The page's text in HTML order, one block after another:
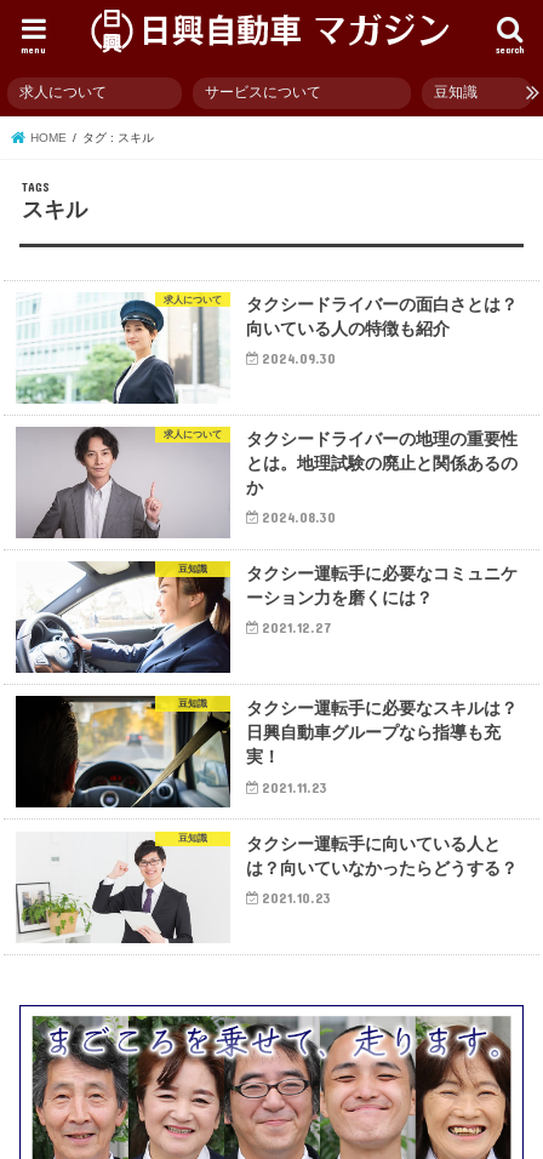
search
menu
求人について サービスについて 豆知識
HOME タグ : スキル
スキル
求人について
タクシードライバーの面白さとは？
向いている人の特徴も紹介
2024.09.30
求人について
タクシードライバーの地理の重要性
とは。地理試験の廃止と関係あるの
か
2024.08.30
豆知識
タクシー運転手に必要なコミュニケ
ーション力を磨くには？
2021.12.27
豆知識
タクシー運転手に必要なスキルは？
日興自動車グループなら指導も充
実！
2021.11.23
豆知識
タクシー運転手に向いている人と
は？向いていなかったらどうする？
2021.10.23